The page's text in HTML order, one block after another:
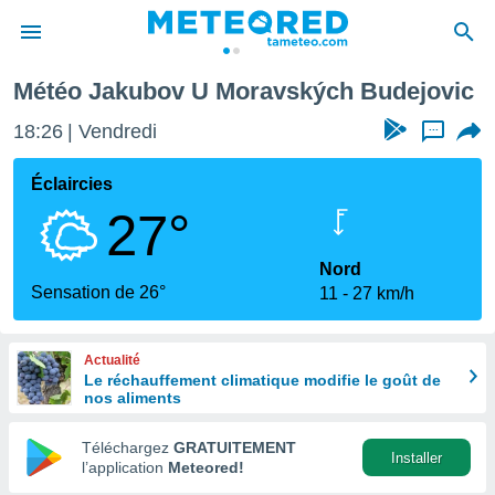
de
en
Météo Jakubov U Moravských Budejovic
18:26 Vendredi ...
Éclaircies
27°
Sensation de 26°
Nord
11
27 km/h
Actualité
Le réchauffement climatique modifie le goût de
nos aliments
Téléchargez GRATUITEMENT
l’application Meteored!
Installer